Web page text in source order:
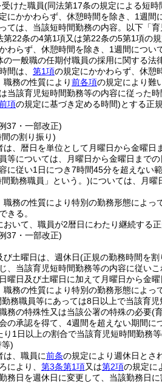
けた職員(同法第17条の規定による短
にかかわらず、休憩時間を除き、1週間
ては、当該短時間勤務の内容。以下「
第22条の4第1項又は第22条の5第1項の
わらず、休憩時間を除き、1週間につい
の一般職の任期付職員の採用に関する法
間は、 第1項の規定にかかわらず、休憩
職務の性質により前各項の規定により難
当該育児短時間勤務等の内容に従った
項の規定に基づき定める時間)とする正
37・一部改正)
の割り振り)
は、暦日を単位として月曜日から金曜日
等については、月曜日から金曜日までの
に従い1日につき7時間45分を超えない
勤務職員」という。)については、月曜
職務の性質により特別の勤務形態によっ
きる。
おいて、職員が2暦日にわたり継続する
37・一部改正)
び土曜日は、週休日(正規の勤務時間を
、当該育児短時間勤務等の内容に従い
曜日及び土曜日に加えて月曜日から金
職務の性質により特別の勤務形態によっ
務職員等にあっては8日以上で当該育
務の特殊性又は当該公署の特殊の必要(
の承認を得て、4週間を超えない期間に
り1日以上の割合で当該育児短時間勤務
)
は、職員に前条の規定により週休日とさ
により、 第3条第1項又は第2項の規定に
務日を週休日に変更して、当該勤務日